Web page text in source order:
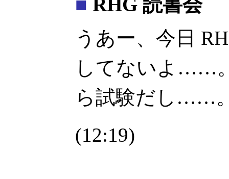
うあー、今日
してないよ……
ら試験だし……
(12:19)